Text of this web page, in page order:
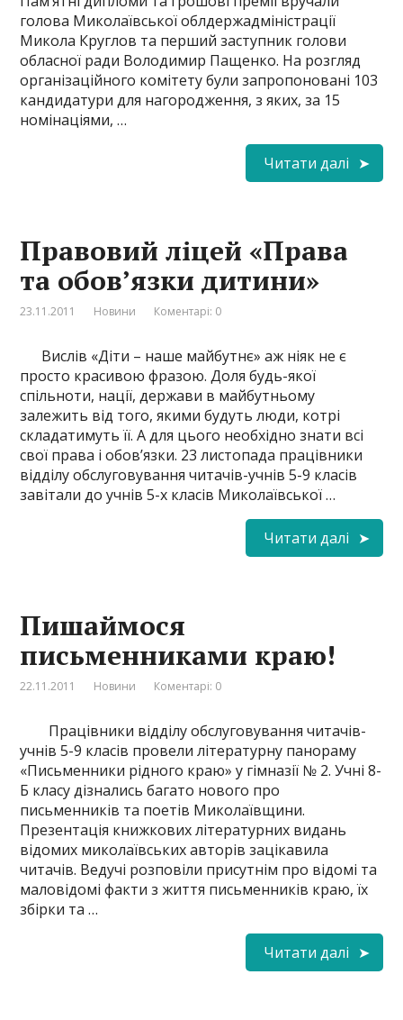
голова Миколаївської облдержадміністрації
Микола Круглов та перший заступник голови
обласної ради Володимир Пащенко. На розгляд
організаційного комітету були запропоновані 103
кандидатури для нагородження, з яких, за 15
номінаціями, …
Читати далі
Правовий ліцей «Права
та обов’язки дитини»
23.11.2011 Новини Коментарі: 0
Вислів «Діти – наше майбутнє» аж ніяк не є
просто красивою фразою. Доля будь-якої
спільноти, нації, держави в майбутньому
залежить від того, якими будуть люди, котрі
складатимуть її. А для цього необхідно знати всі
свої права і обов’язки. 23 листопада працівники
відділу обслуговування читачів-учнів 5-9 класів
завітали до учнів 5-х класів Миколаївської …
Читати далі
Пишаймося
письменниками краю!
22.11.2011 Новини Коментарі: 0
Працівники відділу обслуговування читачів-
учнів 5-9 класів провели літературну панораму
«Письменники рідного краю» у гімназії № 2. Учні 8-
Б класу дізнались багато нового про
письменників та поетів Миколаївщини.
Презентація книжкових літературних видань
відомих миколаївських авторів зацікавила
читачів. Ведучі розповіли присутнім про відомі та
маловідомі факти з життя письменників краю, їх
збірки та …
Читати далі